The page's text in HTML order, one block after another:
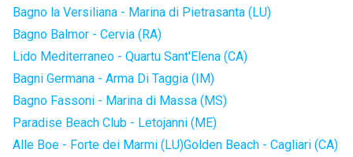
Bagno la Versiliana - Marina di Pietrasanta (LU)
Bagno Balmor - Cervia (RA)
Lido Mediterraneo - Quartu Sant'Elena (CA)
Bagni Germana - Arma Di Taggia (IM)
Bagno Fassoni - Marina di Massa (MS)
Paradise Beach Club - Letojanni (ME)
Alle Boe - Forte dei Marmi (LU)Golden Beach - Cagliari (CA)